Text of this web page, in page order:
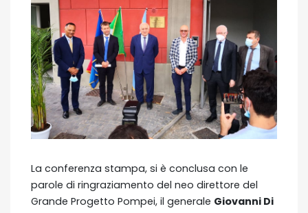
La conferenza stampa, si è conclusa con le
parole di ringraziamento del neo direttore del
Grande Progetto Pompei, il generale Giovanni Di